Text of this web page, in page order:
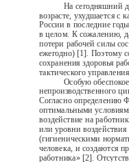
На сегодняшний
возрасте, ухудшается с
России в последние
в целом. К сожалению,
потери рабочей силы
ежегодно) [1]. Поэтому
сохранения здоровья
тактического управления.
Особую
непроизводственного
Согласно определению
оптимальными
воздействие на
или уровни
(гигиеническими
человека, и создаются
работника» [2].